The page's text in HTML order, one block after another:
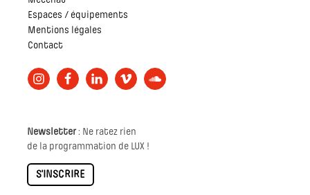
Espaces / équipements
Mentions légales
Contact
Newsletter: Ne ratez rien
de la programmation de LUX !
S'INSCRIRE